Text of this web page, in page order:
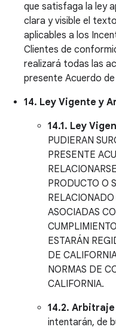
que satisfaga la ley
clara y visible el
aplicables a los
Clientes de
realizará todas las
presente Acuerdo
14. Ley Vigente y
14.1. Ley
PUDIERAN
PRESENTE
PRODUCTO O
ASOCIADAS
ESTARÁN
DE
NORMAS DE
CALIFORNIA.
14.2.
intentarán, de